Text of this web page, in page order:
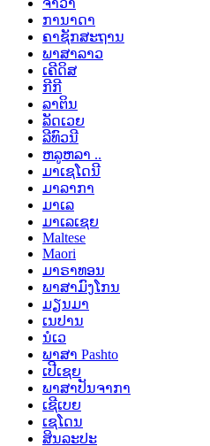
ຈາວາ
ການາດາ
ຄາຊັກສະຖານ
ພາສາລາວ
ເຄີດິສ
ກີກີ
ລາຕິນ
ລັດເວຍ
ລີທົວນີ
ຫລູຫລາ ..
ມາເຊໂດນີ
ມາລາກາ
ມາເລ
ມາເລເຊຍ
Maltese
Maori
ມາຣາທອນ
ພາສາມົງໂກນ
ມຽນມາ
ເນປານ
ນໍເວ
ພາສາ Pashto
ເປີເຊຍ
ພາສາປັນຈາກາ
ເຊີເບຍ
ເຊໂດນ
ສິນລະປະ